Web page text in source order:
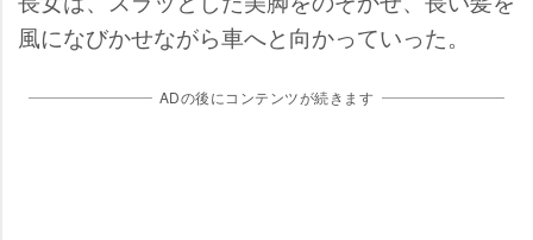
風になびかせながら車へと向かっていった。
ADの後にコンテンツが続きます